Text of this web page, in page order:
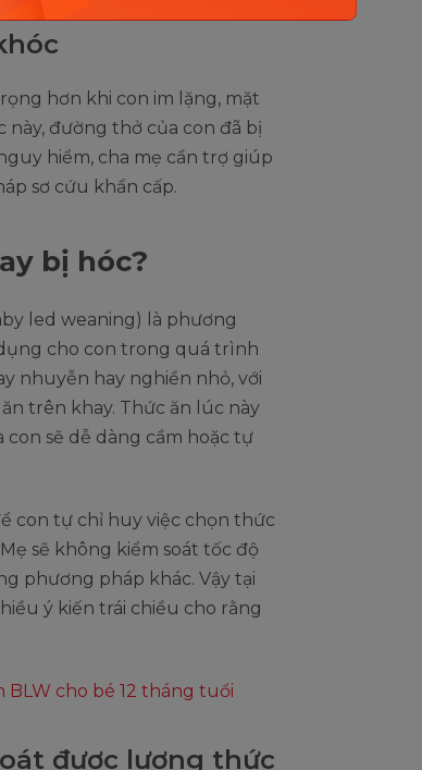
hơn khi con im lặng, mặt
đường thở của con đã bị
hiểm, cha mẹ cần trợ giúp
sơ cứu khẩn cấp.
bị hóc?
led weaning) là phương
cho con trong quá trình
nhuyễn hay nghiền nhỏ, với
trên khay. Thức ăn lúc này
con sẽ dễ dàng cầm hoặc tự
con tự chỉ huy việc chọn thức
sẽ không kiểm soát tốc độ
phương pháp khác. Vậy tại
ý kiến trái chiều cho rằng
BLW cho bé 12 tháng tuổi
được lượng thức